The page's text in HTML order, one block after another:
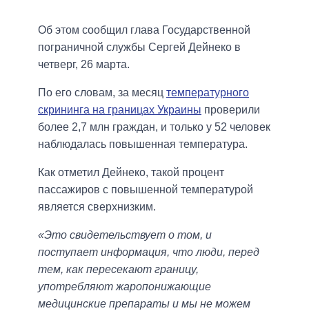
Об этом сообщил глава Государственной
пограничной службы Сергей Дейнеко в
четверг, 26 марта.
По его словам, за месяц температурного
скрининга на границах Украины проверили
более 2,7 млн граждан, и только у 52 человек
наблюдалась повышенная температура.
Как отметил Дейнеко, такой процент
пассажиров с повышенной температурой
является сверхнизким.
«Это свидетельствует о том, и
поступает информация, что люди, перед
тем, как пересекают границу,
употребляют жаропонижающие
медицинские препараты и мы не можем